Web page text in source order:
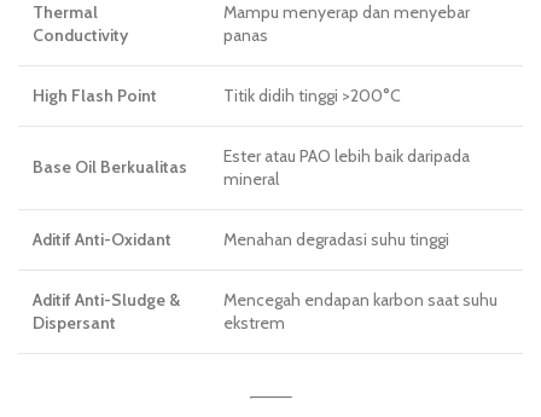
Thermal
Conductivity
Mampu menyerap dan menyebar
panas
High Flash Point Titik didih tinggi >200°C
Base Oil Berkualitas
Ester atau PAO lebih baik daripada
mineral
Aditif Anti-Oxidant Menahan degradasi suhu tinggi
Aditif Anti-Sludge &
Dispersant
Mencegah endapan karbon saat suhu
ekstrem